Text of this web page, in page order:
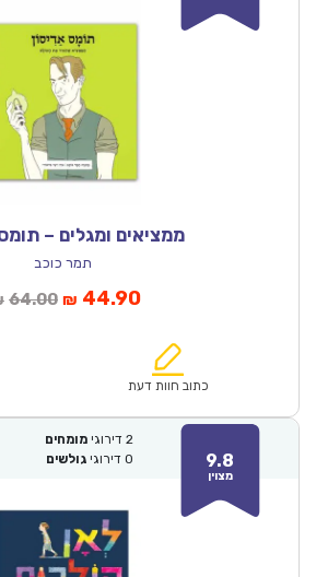
ממציאים ומגלים –
תמר כוכב
64.00המחיר
₪64.00.
₪ 44.90המחיר
הוא:
כתוב חוות דעת
9.8
מצוין
2 דירוגי מומחים
0 דירוגי גולשים